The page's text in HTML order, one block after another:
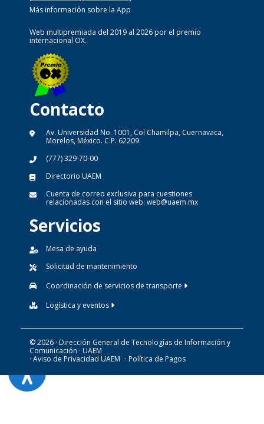
Más información sobre la App
Web multipremiada del 2019 al 2026 por el premio
internacional OX.
Contacto
Av. Universidad No. 1001, Col Chamilpa, Cuernavaca,
Morelos, México. C.P. 62209
(777) 329-70-00
Directorio UAEM
Cuenta de correo exclusiva para cuestiones
relacionadas con el sitio web: web@uaem.mx
Servicios
Mesa de ayuda
Solicitud de mantenimiento
Coordinación de servicios de transporte
Logística y eventos
© 2026 · Dirección General de Tecnologías de Información y
Comunicación · UAEM
· Aviso de Privacidad UAEM · Política de Pagos